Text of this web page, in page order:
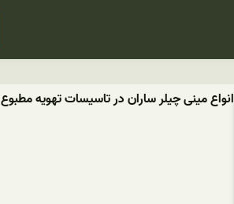
انواع مینی چیلر ساران در تاسیسات تهویه مطبوع